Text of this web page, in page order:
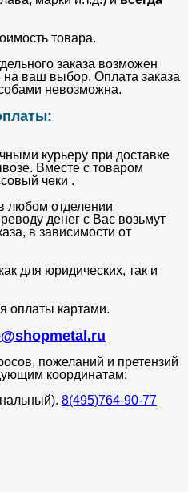
товара.
заказа возможен
на ваш выбор. Оплата заказа
невозможна.
курьеру при доставке
Вместе с товаром
чеки .
любом отделении
денег с Вас возьмут
в зависимости от
для юридических, так и
оплаты картами.
пожеланий и претензий
координатам:
8(495)764-90-77